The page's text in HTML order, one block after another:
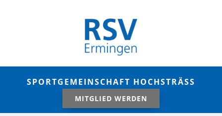
SPORTGEMEINSCHAFT HOCHSTRÄSS
MITGLIED WERDEN